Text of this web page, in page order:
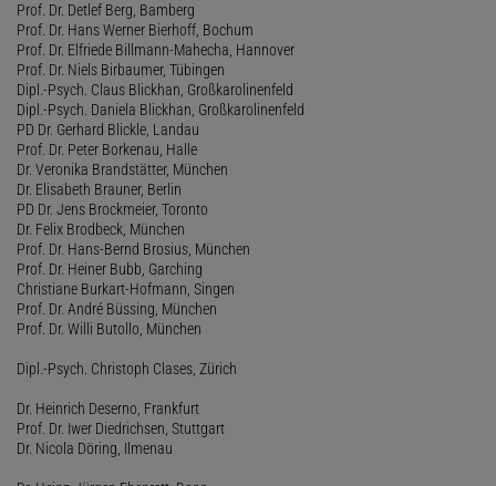
Prof. Dr. Detlef Berg, Bamberg
Prof. Dr. Hans Werner Bierhoff, Bochum
Prof. Dr. Elfriede Billmann-Mahecha, Hannover
Prof. Dr. Niels Birbaumer, Tübingen
Dipl.-Psych. Claus Blickhan, Großkarolinenfeld
Dipl.-Psych. Daniela Blickhan, Großkarolinenfeld
PD Dr. Gerhard Blickle, Landau
Prof. Dr. Peter Borkenau, Halle
Dr. Veronika Brandstätter, München
Dr. Elisabeth Brauner, Berlin
PD Dr. Jens Brockmeier, Toronto
Dr. Felix Brodbeck, München
Prof. Dr. Hans-Bernd Brosius, München
Prof. Dr. Heiner Bubb, Garching
Christiane Burkart-Hofmann, Singen
Prof. Dr. André Büssing, München
Prof. Dr. Willi Butollo, München
Dipl.-Psych. Christoph Clases, Zürich
Dr. Heinrich Deserno, Frankfurt
Prof. Dr. Iwer Diedrichsen, Stuttgart
Dr. Nicola Döring, Ilmenau